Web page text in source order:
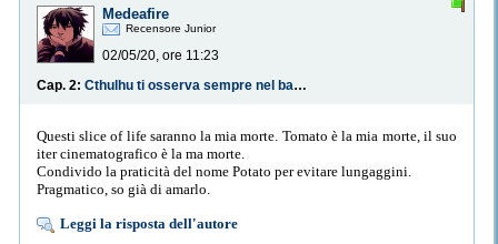
Medeafire
Recensore Junior
02/05/20, ore 11:23
Cap. 2:
Cthulhu ti osserva sempre nel bagno, quindi vacci quando ancora dorme
Questi slice of life saranno la mia morte. Tomato è la mia morte, il suo
iter cinematografico è la ma morte.
Condivido la praticità del nome Potato per evitare lungaggini.
Pragmatico, so già di amarlo.
Leggi la risposta dell'autore